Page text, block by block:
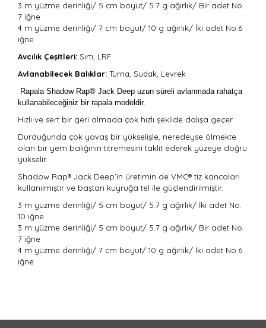
3 m yüzme derinliği/ 5 cm boyut/ 5.7 g ağırlık/ Bir adet No.
7 iğne
4 m yüzme derinliği/ 7 cm boyut/ 10 g ağırlık/ İki adet No.6
iğne
Avcılık Çeşitleri: Sırtı, LRF
Avlanabilecek Balıklar: Turna, Sudak, Levrek
Rapala Shadow Rap® Jack Deep uzun süreli avlanmada rahatça
kullanabileceğiniz bir rapala modeldir.
Hızlı ve sert bir geri almada çok hızlı şeklide dalışa geçer.
Durduğunda çok yavaş bir yükselişle, neredeyse ölmekte
olan bir yem balığının titremesini taklit ederek yüzeye doğru
yükselir.
Shadow Rap® Jack Deep’in üretimin de VMC® tiz kancaları
kullanılmıştır ve baştan kuyruğa tel ile güçlendirilmiştir.
3 m yüzme derinliği/ 5 cm boyut/ 5.7 g ağırlık/ İki adet No.
10 iğne
3 m yüzme derinliği/ 5 cm boyut/ 5.7 g ağırlık/ Bir adet No.
7 iğne
4 m yüzme derinliği/ 7 cm boyut/ 10 g ağırlık/ İki adet No.6
iğne
formunu kullanarak tarafımıza iletebilirsiniz.